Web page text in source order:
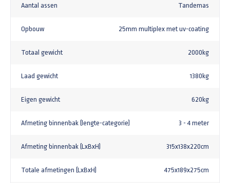
Aantal assen Tandemas
Opbouw 25mm multiplex met uv-coating
Totaal gewicht 2000kg
Laad gewicht 1380kg
Eigen gewicht 620kg
Afmeting binnenbak (lengte-categorie) 3 - 4 meter
Afmeting binnenbak (LxBxH) 315x138x220cm
Totale afmetingen (LxBxH) 475x189x275cm